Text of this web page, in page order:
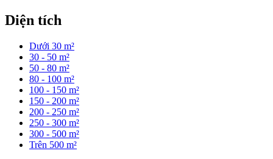
Diện tích
Dưới 30 m²
30 - 50 m²
50 - 80 m²
80 - 100 m²
100 - 150 m²
150 - 200 m²
200 - 250 m²
250 - 300 m²
300 - 500 m²
Trên 500 m²